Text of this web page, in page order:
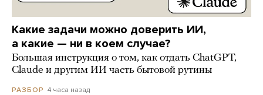
Какие задачи можно доверить ИИ,
а какие — ни в коем случае?
Большая инструкция о том, как отдать ChatGPT,
Claude и другим ИИ часть бытовой рутины
РАЗБОР 4 часа назад